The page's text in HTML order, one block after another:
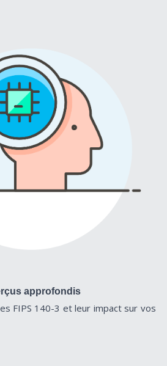
approfondis
FIPS 140-3 et leur impact sur vos